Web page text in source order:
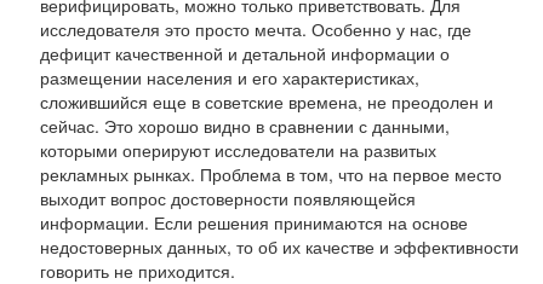
верифицировать, можно только приветствовать. Для
исследователя это просто мечта. Особенно у нас, где
дефицит качественной и детальной информации о
размещении населения и его характеристиках,
сложившийся еще в советские времена, не преодолен и
сейчас. Это хорошо видно в сравнении с данными,
которыми оперируют исследователи на развитых
рекламных рынках. Проблема в том, что на первое место
выходит вопрос достоверности появляющейся
информации. Если решения принимаются на основе
недостоверных данных, то об их качестве и эффективности
говорить не приходится.